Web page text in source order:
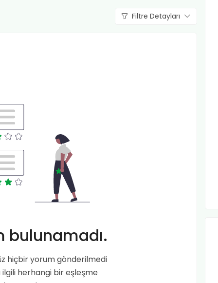
Filtre Detayları
bulunamadı.
hiçbir yorum gönderilmedi
herhangi bir eşleşme